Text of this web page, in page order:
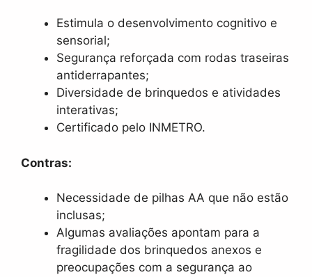
Estimula o desenvolvimento cognitivo e
sensorial;
Segurança reforçada com rodas traseiras
antiderrapantes;
Diversidade de brinquedos e atividades
interativas;
Certificado pelo INMETRO.
Contras:
Necessidade de pilhas AA que não estão
inclusas;
Algumas avaliações apontam para a
fragilidade dos brinquedos anexos e
preocupações com a segurança ao